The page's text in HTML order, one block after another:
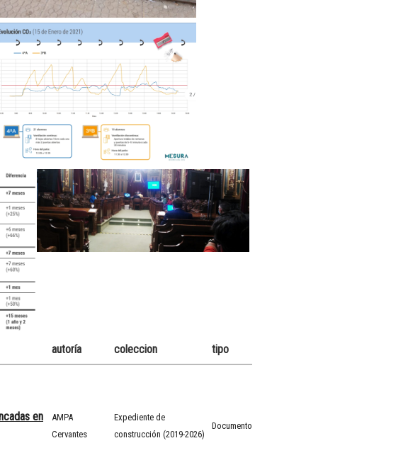
autoría coleccion tipo
en
AMPA
Cervantes
Expediente de
construcción (2019-2026)
Documento